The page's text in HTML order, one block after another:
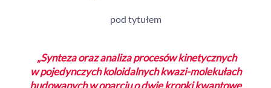
pod tytułem
„Synteza oraz analiza procesów kinetycznych
w pojedynczych koloidalnych kwazi-molekułach